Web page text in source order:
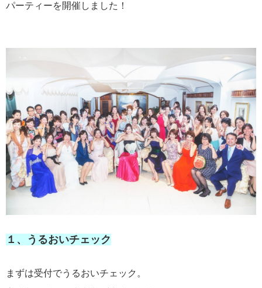
パーティーを開催しました！
１、うるおいチェック
まずは受付でうるおいチェック。